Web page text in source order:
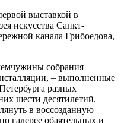
выставкой в
искусства Санкт-
канала Грибоедова,
собрания –
– выполненные
разных
шести десятилетий.
в воссозданную
галерее обаятельных и